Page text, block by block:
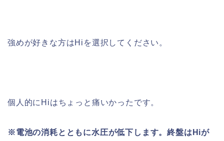
強めが好きな方はHiを選択してください。
個人的にHiはちょっと痛いかったです。
※電池の消耗とともに水圧が低下します。終盤はHiが